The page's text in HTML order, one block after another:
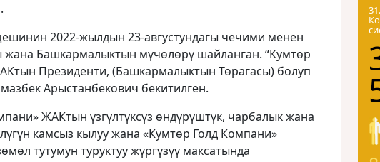
2022-жылдын 23-августундагы чечими менен
жана Башкармалыктын мүчөлөрү шайланган. “Кумтөр
Президенти, (Башкармалыктын Төрагасы) болуп
Арыстанбекович бекитилген.
ЖАКтын үзгүлтүксүз өндүрүштүк, чарбалык жана
камсыз кылуу жана «Кумтөр Голд Компани»
тутумун туруктуу жүргүзүү максатында